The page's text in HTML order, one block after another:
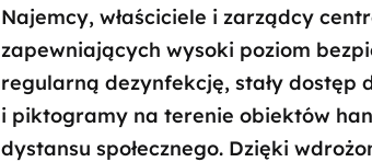
Najemcy, właściciele i zarządcy
zapewniających wysoki poziom
regularną dezynfekcję, stały
i piktogramy na terenie obiektów
dystansu społecznego. Dzięki